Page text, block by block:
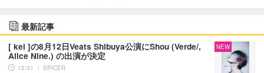
最新記事
[ kei ]の8月12日Veats Shibuya公演にShou (Verde/,
Alice Nine.) の出演が決定
12:31 ｜ SPICER
NEW